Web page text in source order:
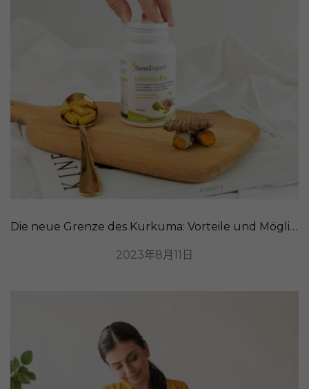
Die neue Grenze des Kurkuma: Vorteile und Möglichkeiten der Einnahme
2023年8月11日